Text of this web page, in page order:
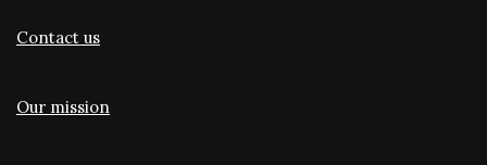
Contact us
Our mission